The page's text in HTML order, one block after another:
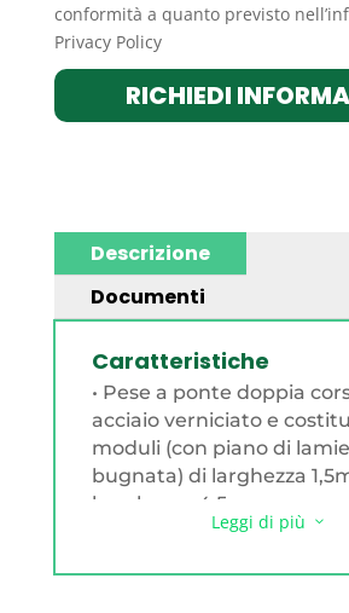
conformità a quanto previsto
Privacy Policy
RICHIEDI
Descrizione
Documenti
Caratteristiche
• Pese a ponte doppia
acciaio verniciato e
moduli (con piano di
bugnata) di larghezza
lunghezza 4,5m.
• La struttura metallica ha
Leggi di più 3